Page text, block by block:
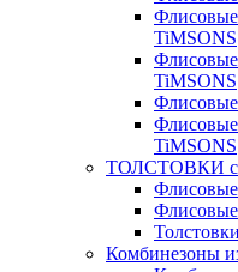
TiMSONS
TiMSONS
TiMSONS
ТОЛСТОВКИ с
Комбинезоны